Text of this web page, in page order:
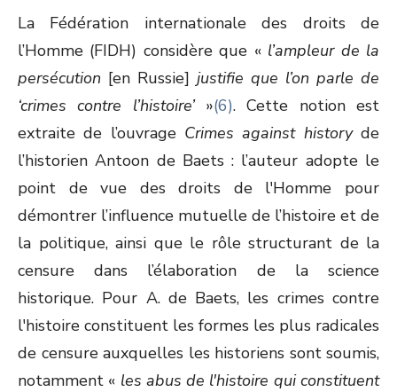
La Fédération internationale des droits de
l’Homme (FIDH) considère que « l’ampleur de la
persécution [en Russie] justifie que l’on parle de
‘crimes contre l’histoire’»(6). Cette notion est
extraite de l’ouvrage Crimes against historyde
l’historien Antoon de Baets : l’auteur adopte le
point de vue des droits de l'Homme pour
démontrer l’influence mutuelle de l’histoire et de
la politique, ainsi que le rôle structurant de la
censure dans l’élaboration de la science
historique. Pour A. de Baets, les crimes contre
l'histoire constituent les formes les plus radicales
de censure auxquelles les historiens sont soumis,
notamment « les abus de l'histoire qui constituent